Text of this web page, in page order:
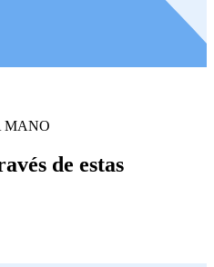
MANO
de estas